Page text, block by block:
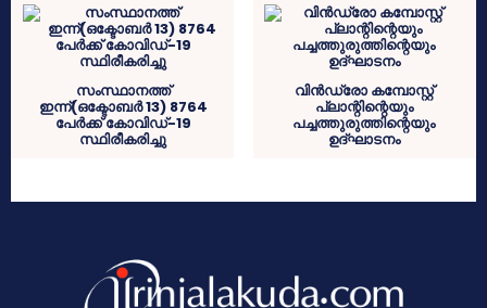
സംസ്ഥാനത്ത്
ഇന്ന്(ഒക്ടോബർ 13) 8764
പേര്‍ക്ക് കോവിഡ്-19
സ്ഥിരീകരിച്ചു
വിൻഡ്രോ കമ്പോസ്റ്റ്
പ്ലാന്റിന്റെയും
പച്ചത്തുരുത്തിന്റെയും
ഉദ്‌ഘാടനം